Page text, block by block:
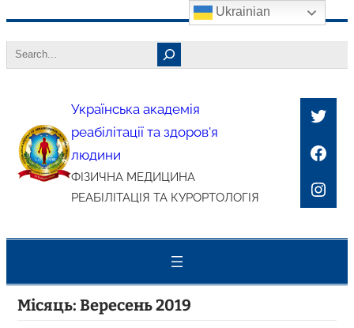
до
Search
Українська академія
реабілітації та здоров'я
людини
ФІЗИЧНА МЕДИЦИНА
РЕАБІЛІТАЦІЯ ТА КУРОРТОЛОГІЯ
Місяць: Вересень 2019
Ukrainian